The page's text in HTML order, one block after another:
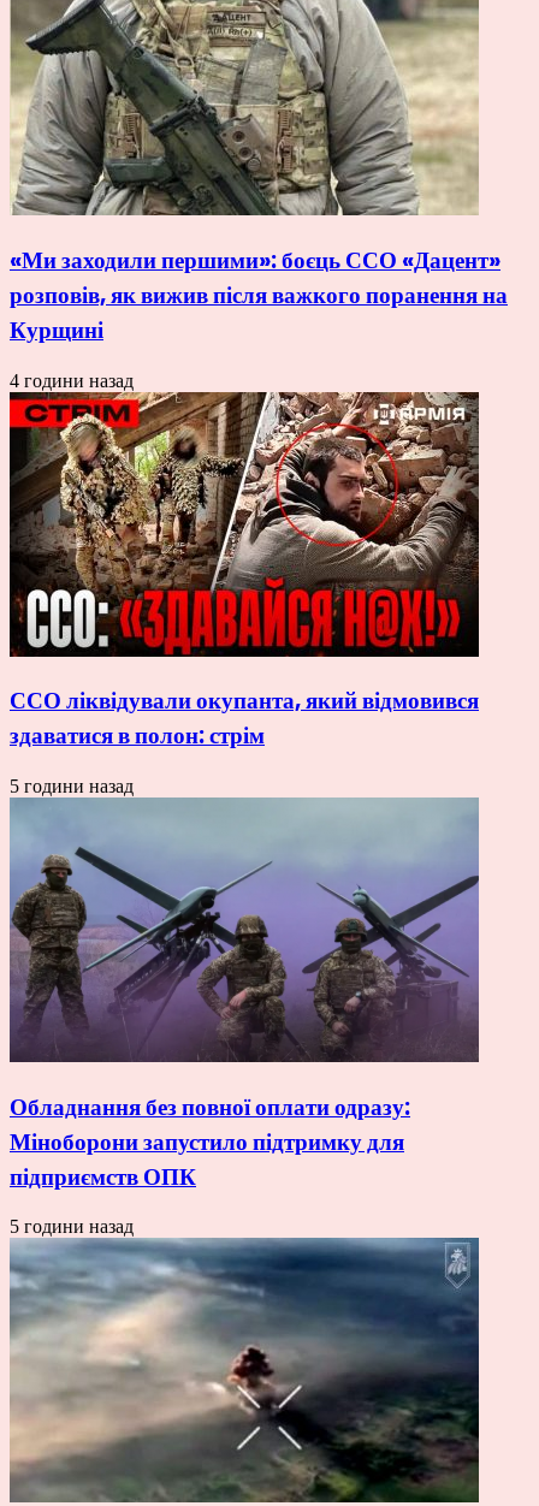
«Ми заходили першими»: боєць ССО «Дацент»
розповів, як вижив після важкого поранення на
Курщині
4 години назад
ССО ліквідували окупанта, який відмовився
здаватися в полон: стрім
5 години назад
Обладнання без повної оплати одразу:
Міноборони запустило підтримку для
підприємств ОПК
5 години назад